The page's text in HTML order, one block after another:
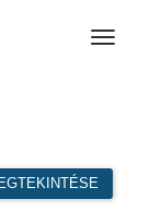
Toggle